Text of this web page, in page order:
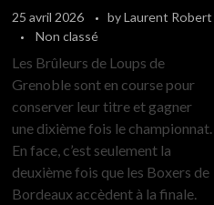
25 avril 2026 byLaurent Robert
Non classé
Les Brûleurs de Loups de
Grenoble sont en course pour
conserver leur titre et gagner
une dixième fois le championnat.
En face, c’est seulement la
deuxième fois que les Boxers de
Bordeaux accèdent à la finale.